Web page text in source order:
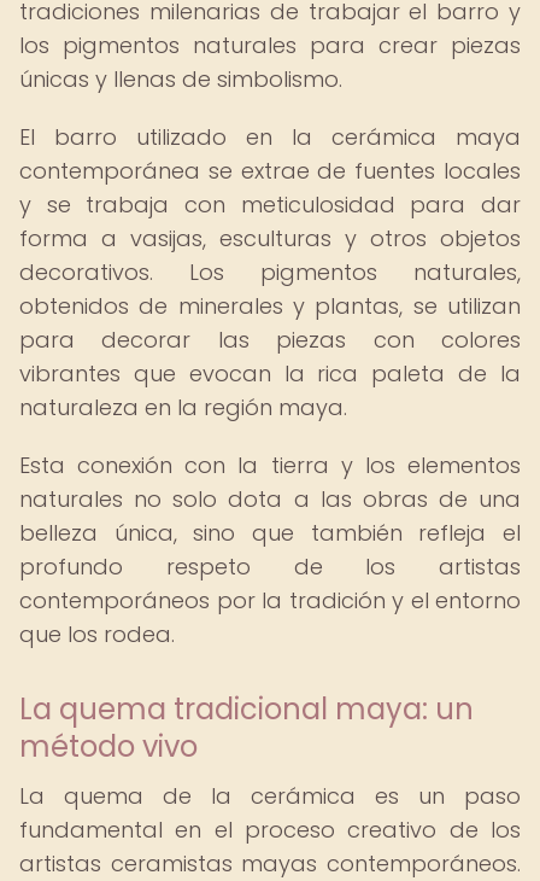
tradiciones milenarias de trabajar el barro y
los pigmentos naturales para crear piezas
únicas y llenas de simbolismo.
El barro utilizado en la cerámica maya
contemporánea se extrae de fuentes locales
y se trabaja con meticulosidad para dar
forma a vasijas, esculturas y otros objetos
decorativos. Los pigmentos naturales,
obtenidos de minerales y plantas, se utilizan
para decorar las piezas con colores
vibrantes que evocan la rica paleta de la
naturaleza en la región maya.
Esta conexión con la tierra y los elementos
naturales no solo dota a las obras de una
belleza única, sino que también refleja el
profundo respeto de los artistas
contemporáneos por la tradición y el entorno
que los rodea.
La quema tradicional maya: un
método vivo
La quema de la cerámica es un paso
fundamental en el proceso creativo de los
artistas ceramistas mayas contemporáneos.